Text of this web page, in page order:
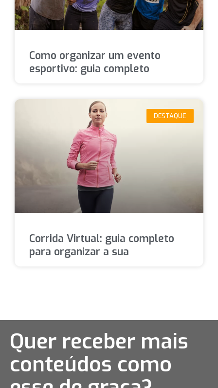
Como organizar um evento
esportivo: guia completo
DESTAQUE
Corrida Virtual: guia completo
para organizar a sua
Quer receber mais
conteúdos como